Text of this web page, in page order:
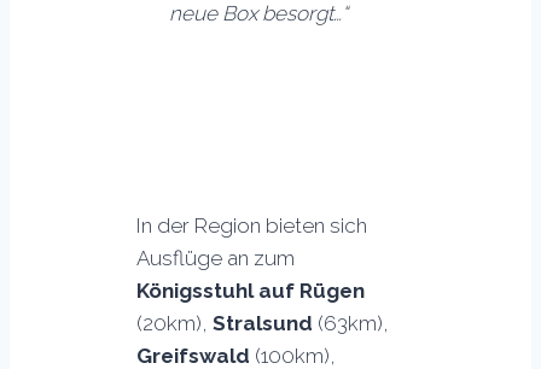
neue Box besorgt…“
In der Region bieten sich
Ausflüge an zum
Königsstuhl auf Rügen
(20km), Stralsund (63km),
Greifswald (100km),